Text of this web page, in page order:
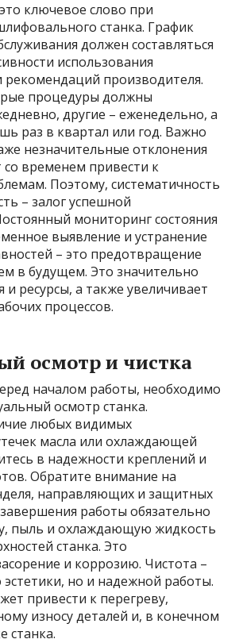
ключевое слово при
станка. График
должен составляться
использования
рекомендаций производителя.
процедуры должны
другие – еженедельно, а
раз в квартал или год. Важно
незначительные отклонения
временем привести к
Поэтому, систематичность
– залог успешной
мониторинг состояния
выявление и устранение
– это предотвращение
в будущем. Это значительно
ресурсы, а также увеличивает
процессов.
осмотр и чистка
началом работы, необходимо
осмотр станка.
любых видимых
масла или охлаждающей
в надежности креплений и
Обратите внимание на
направляющих и защитных
работы обязательно
пыль и охлаждающую жидкость
станка. Это
и коррозию. Чистота –
эстетики, но и надежной работы.
привести к перегреву,
износу деталей и, в конечном
станка.